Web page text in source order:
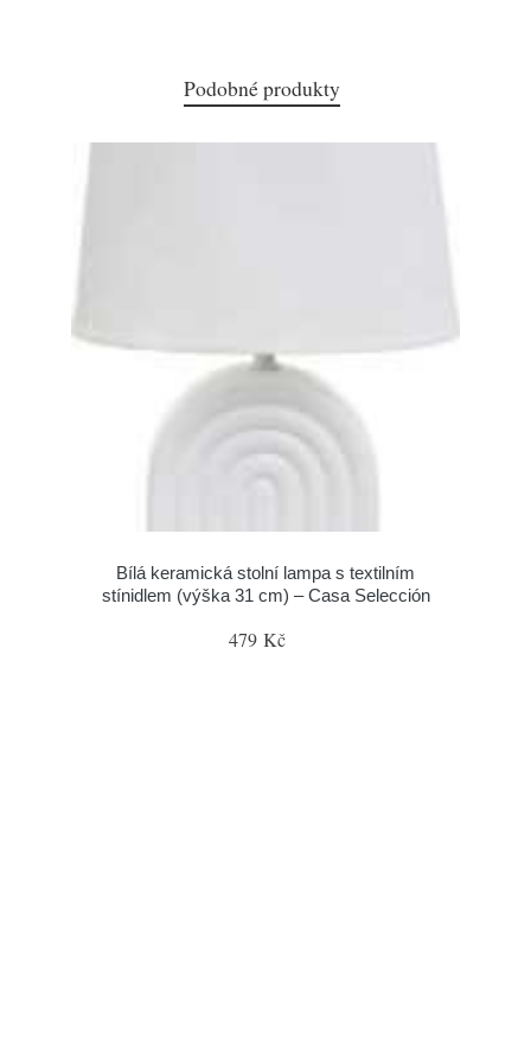
Podobné produkty
Bílá keramická stolní lampa s textilním
stínidlem (výška 31 cm) – Casa Selección
479 Kč